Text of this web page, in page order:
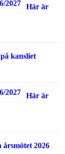
Här är
kansliet
Här är
2026